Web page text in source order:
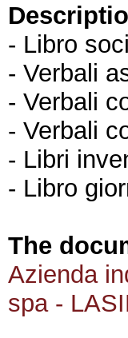
- Libro
- Verbali
- Verbali
- Verbali
- Libri
- Libro
The
Azienda
spa -